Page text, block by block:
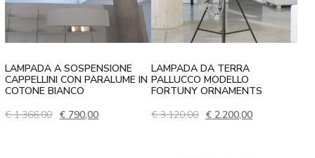
LAMPADA A SOSPENSIONE
CAPPELLINI CON PARALUME IN
COTONE BIANCO
€1.366,00 Il prezzo originale era: € 1.366,00.
€ 790,00Il prezzo attuale è: € 790,00.
LAMPADA DA TERRA
PALLUCCO MODELLO
FORTUNY ORNAMENTS
€3.120,00 Il prezzo originale era: €
€ 2.200,00Il prezzo